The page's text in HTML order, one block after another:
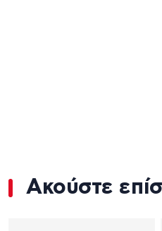
Ακούστε